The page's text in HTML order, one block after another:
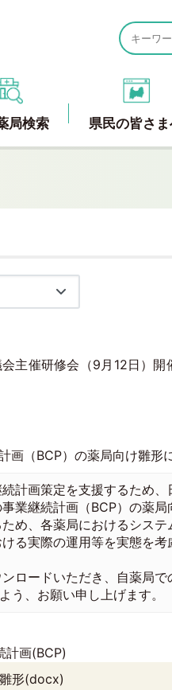
局検索 県民の皆さ
主催研修会（9月12日）開
画（BCP）の薬局向け雛形
計画策定を支援するため、
業継続計画（BCP）の薬局
め、各薬局におけるシステ
る実際の運用等を実態を考
ロードいただき、自薬局で
う、お願い申し上げます。
計画(BCP)
形(docx)